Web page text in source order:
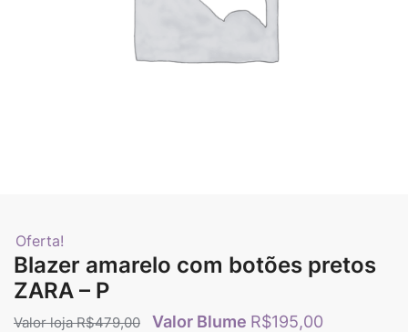
Oferta!
Blazer amarelo com botões pretos
ZARA – P
R$479,00 R$195,00